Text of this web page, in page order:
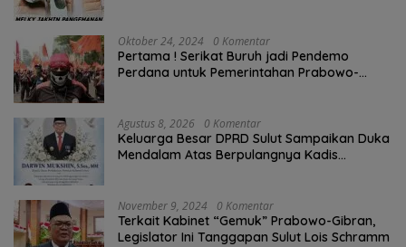
Oktober 24, 2024 0 Komentar
Pertama ! Serikat Buruh jadi Pendemo
Perdana untuk Pemerintahan Prabowo-
Agustus 8, 2026 0 Komentar
Keluarga Besar DPRD Sulut Sampaikan Duka
Mendalam Atas Berpulangnya Kadis
November 9, 2024 0 Komentar
Terkait Kabinet “Gemuk” Prabowo-Gibran,
Legislator Ini Tanggapan Sulut Lois Schramm